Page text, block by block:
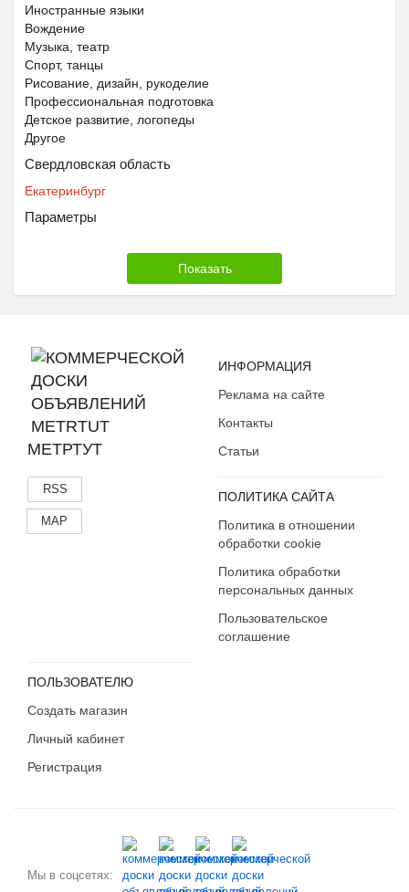
Иностранные языки
Вождение
Музыка, театр
Спорт, танцы
Рисование, дизайн, рукоделие
Профессиональная подготовка
Детское развитие, логопеды
Другое
Свердловская область
Екатеринбург
Параметры
МЕТРТУТ
RSS
MAP
ИНФОРМАЦИЯ
Реклама на сайте
Контакты
Статьи
ПОЛИТИКА САЙТА
Политика в отношении
обработки cookie
Политика обработки
персональных данных
Пользовательское
соглашение
ПОЛЬЗОВАТЕЛЮ
Создать магазин
Личный кабинет
Регистрация
Мы в соцсетях: